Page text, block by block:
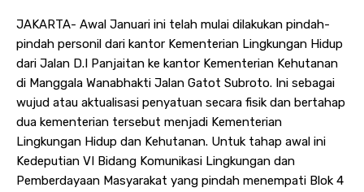
JAKARTA- Awal Januari ini telah mulai dilakukan pindah-
pindah personil dari kantor Kementerian Lingkungan Hidup
dari Jalan D.I Panjaitan ke kantor Kementerian Kehutanan
di Manggala Wanabhakti Jalan Gatot Subroto. Ini sebagai
wujud atau aktualisasi penyatuan secara fisik dan bertahap
dua kementerian tersebut menjadi Kementerian
Lingkungan Hidup dan Kehutanan. Untuk tahap awal ini
Kedeputian VI Bidang Komunikasi Lingkungan dan
Pemberdayaan Masyarakat yang pindah menempati Blok 4